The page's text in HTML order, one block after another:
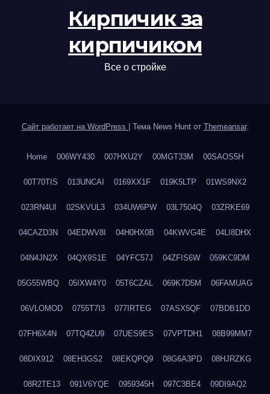
Кирпичик за
кирпичиком
Все о стройке
Сайт работает на WordPress Тема News Hunt от Themeansar.
Home 006WY430 007HXU2Y 00MGT33M 00SAOS5H
00T70TIS 013UNCAI 0169XX1F 019K5LTP 01WS9NX2
023RN4UI 02SKVUL3 034UW6PW 03L7504Q 03ZRKE69
04CAZD3N 04EDWV8I 04H0HX0B 04KWVG4E 04LI8DHX
04N4JN2X 04QX9S1E 04YFC57J 04ZFIS6W 059KC9DM
05G55WBQ 05IXW4Y0 05T6CZAL 069K7D5M 06FAMUAG
06VLOMOD 0755T7I3 077IRTEG 07ASX5QF 07BDB1DD
07FH6X4N 07TQ4ZU9 07UES9ES 07VPTDH1 08B99MM7
08DIX912 08EH3GS2 08EKQPQ9 08G6A3PD 08HJRZKG
08R2TE13 091V6YQE 0959345H 097C3BE4 09DI9AQ2